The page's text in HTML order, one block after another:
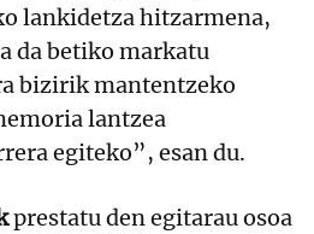
lankidetza hitzarmena,
da betiko markatu
bizirik mantentzeko
lantzea
egiteko”, esan du.
prestatu den egitarau osoa